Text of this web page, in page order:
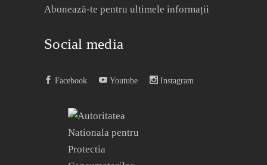
Abonează-te pentru ultimele informații
Social media
Facebook Youtube Instagram